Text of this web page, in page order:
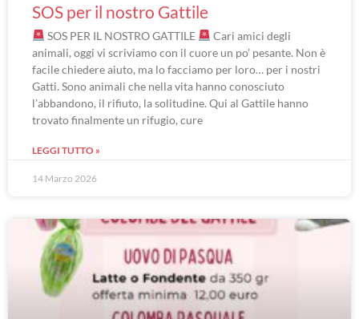
SOS per il nostro Gattile
SOS PER IL NOSTRO GATTILE
Cari amici degli
animali, oggi vi scriviamo con il cuore un po’ pesante. Non è
facile chiedere aiuto, ma lo facciamo per loro… per i nostri
Gatti. Sono animali che nella vita hanno conosciuto
l’abbandono, il rifiuto, la solitudine. Qui al Gattile hanno
trovato finalmente un rifugio, cure
LEGGI TUTTO »
14 Marzo 2026